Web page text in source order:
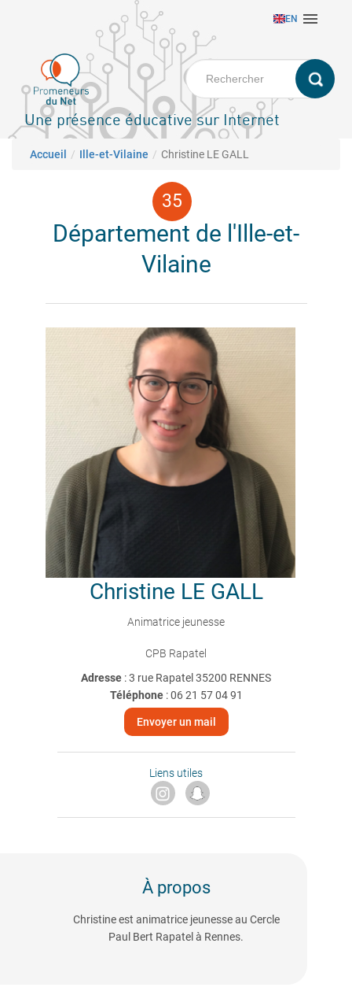
principal
EN 
Une présence éducative sur Internet
Fil d'Ariane
Accueil Ille-et-Vilaine Christine LE GALL
Département de l'Ille-et-
Vilaine
Christine LE GALL
Animatrice jeunesse
CPB Rapatel
Adresse : 3 rue Rapatel 35200 RENNES
Téléphone:06 21 57 04 91
Envoyer un mail
Liens utiles
À propos
Christine est animatrice jeunesse au Cercle
Paul Bert Rapatel à Rennes.